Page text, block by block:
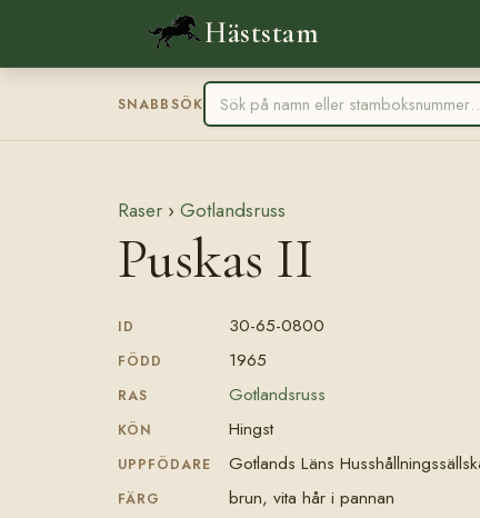
Häststam
SNABBSÖK
Raser › Gotlandsruss
Puskas II
ID 30-65-0800
FÖDD 1965
RAS Gotlandsruss
KÖN Hingst
UPPFÖDARE Gotlands Läns
FÄRG brun, vita hår i pannan